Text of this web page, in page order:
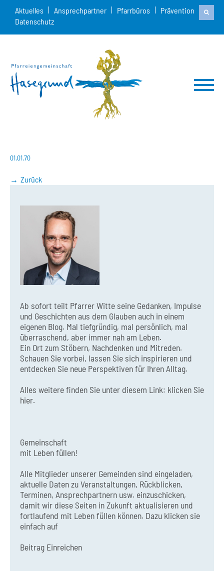
Aktuelles Ansprechpartner Pfarrbüros
Prävention
Datenschutz
01.01.70
Zurück
Ab sofort teilt Pfarrer Witte seine Gedanken, Impulse
und Geschichten aus dem Glauben auch in einem
eigenen Blog. Mal tiefgründig, mal persönlich, mal
überraschend, aber immer nah am Leben.
Ein Ort zum Stöbern, Nachdenken und Mitreden.
Schauen Sie vorbei, lassen Sie sich inspirieren und
entdecken Sie neue Perspektiven für Ihren Alltag.
Alles weitere finden Sie unter diesem Link: klicken Sie
hier.
Gemeinschaft
mit Leben füllen!
Alle Mitglieder unserer Gemeinden sind eingeladen,
aktuelle Daten zu Veranstaltungen, Rückblicken,
Terminen, Ansprechpartnern usw. einzuschicken,
damit wir diese Seiten in Zukunft aktualisieren und
fortlaufend mit Leben füllen können. Dazu klicken sie
einfach auf
Beitrag Einreichen